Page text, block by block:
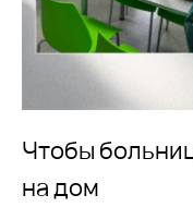
Чтобы
на дом